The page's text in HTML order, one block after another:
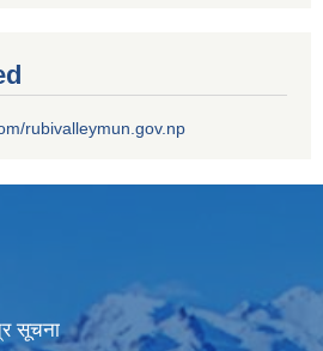
rubivalleymun.gov.np
सूचना